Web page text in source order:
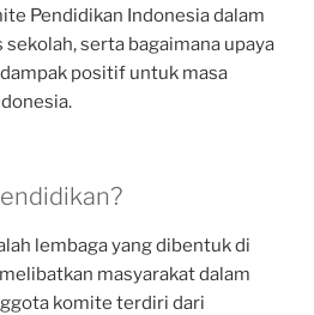
Pendidikan Indonesia dalam
serta bagaimana upaya
positif untuk masa
lembaga yang dibentuk di
masyarakat dalam
komite terdiri dari